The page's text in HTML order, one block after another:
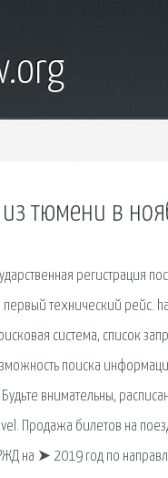
тюмени в
регистрация
технический рейс.
сиcтема, список
поиска
внимательны,
Продажа билетов на
на ➤ 2019 год по